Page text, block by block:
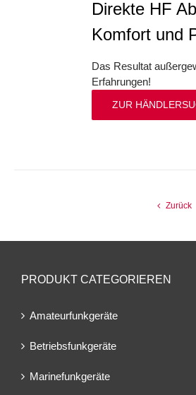
Direkte HF
Komfort und
Das Resultat
Erfahrungen!
ZUR
Zurück
PRODUKT CATEGORIEREN
Amateurfunkgeräte
Betriebsfunkgeräte
Marinefunkgeräte